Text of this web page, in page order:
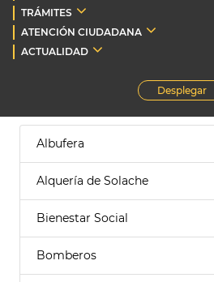
TRÁMITES
ATENCIÓN CIUDADANA
ACTUALIDAD
Desplegar
Albufera
Alquería de Solache
Bienestar Social
Bomberos